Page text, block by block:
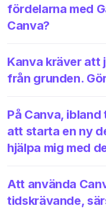
fördelarna med
Canva?
Kanva kräver att
från grunden.
På Canva,
att starta en ny
hjälpa mig med
Att använda
tidskrävande,